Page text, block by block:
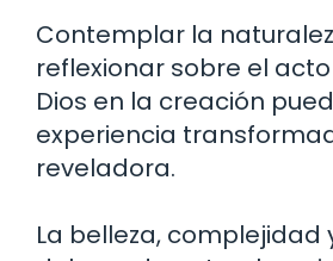
Contemplar la
reflexionar sobre el
Dios en la creación
experiencia
reveladora.
La belleza, complejidad